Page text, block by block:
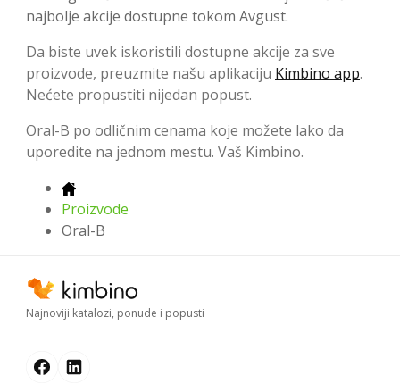
najbolje akcije dostupne tokom Avgust.
Da biste uvek iskoristili dostupne akcije za sve
proizvode, preuzmite našu aplikaciju Kimbino app.
Nećete propustiti nijedan popust.
Oral-B po odličnim cenama koje možete lako da
uporedite na jednom mestu. Vaš Kimbino.
Proizvode
Oral-B
Najnoviji katalozi, ponude i popusti